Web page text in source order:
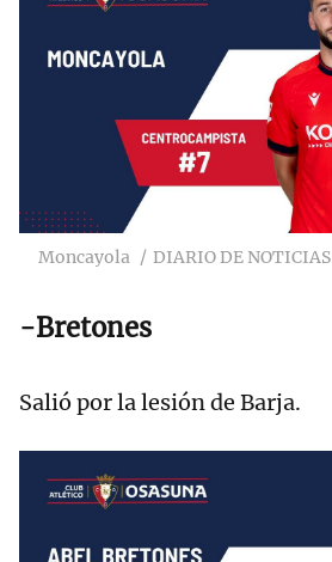
Moncayola DIARIO DE NOTICIAS
-Bretones
Salió por la lesión de Barja.